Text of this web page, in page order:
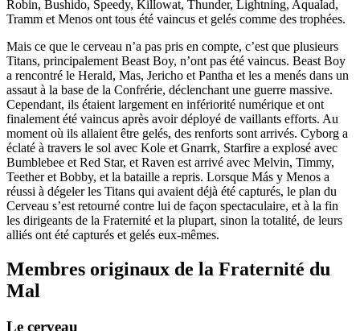
Robin, Bushido, Speedy, Killowat, Thunder, Lightning, Aqualad,
Tramm et Menos ont tous été vaincus et gelés comme des trophées.
Mais ce que le cerveau n’a pas pris en compte, c’est que plusieurs
Titans, principalement Beast Boy, n’ont pas été vaincus. Beast Boy
a rencontré le Herald, Mas, Jericho et Pantha et les a menés dans un
assaut à la base de la Confrérie, déclenchant une guerre massive.
Cependant, ils étaient largement en infériorité numérique et ont
finalement été vaincus après avoir déployé de vaillants efforts. Au
moment où ils allaient être gelés, des renforts sont arrivés. Cyborg a
éclaté à travers le sol avec Kole et Gnarrk, Starfire a explosé avec
Bumblebee et Red Star, et Raven est arrivé avec Melvin, Timmy,
Teether et Bobby, et la bataille a repris. Lorsque Más y Menos a
réussi à dégeler les Titans qui avaient déjà été capturés, le plan du
Cerveau s’est retourné contre lui de façon spectaculaire, et à la fin
les dirigeants de la Fraternité et la plupart, sinon la totalité, de leurs
alliés ont été capturés et gelés eux-mêmes.
Membres originaux de la Fraternité du
Mal
Le cerveau